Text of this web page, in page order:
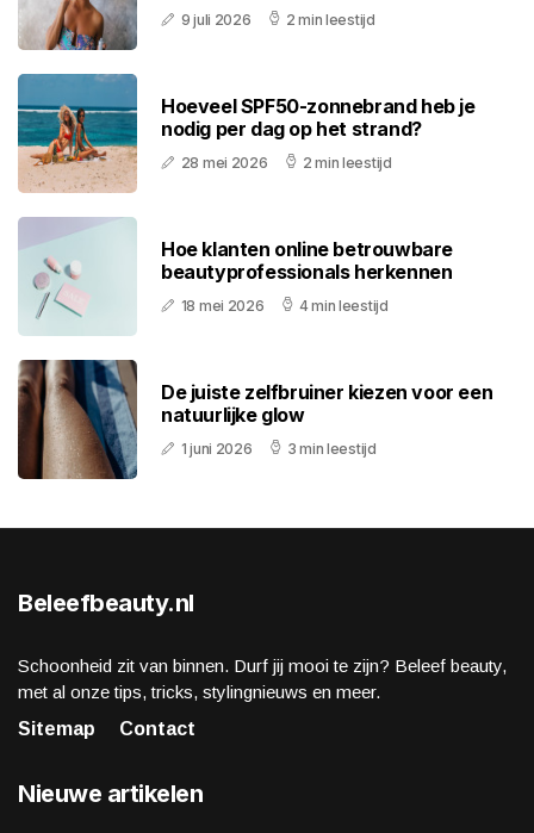
9 juli 2026 2 min leestijd
Hoeveel SPF50-zonnebrand heb je
nodig per dag op het strand?
28 mei 2026 2 min leestijd
Hoe klanten online betrouwbare
beautyprofessionals herkennen
18 mei 2026 4 min leestijd
De juiste zelfbruiner kiezen voor een
natuurlijke glow
1 juni 2026 3 min leestijd
Beleefbeauty.nl
Schoonheid zit van binnen. Durf jij mooi te zijn? Beleef beauty,
met al onze tips, tricks, stylingnieuws en meer.
Sitemap
Contact
Nieuwe artikelen